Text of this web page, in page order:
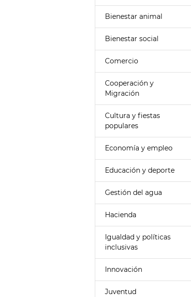
Bienestar animal
Bienestar social
Comercio
Cooperación y
Migración
Cultura y fiestas
populares
Economía y empleo
Educación y deporte
Gestión del agua
Hacienda
Igualdad y políticas
inclusivas
Innovación
Juventud